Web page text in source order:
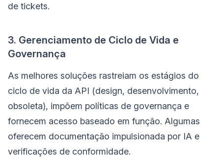
de tickets.
3. Gerenciamento de Ciclo de Vida e
Governança
As melhores soluções rastreiam os estágios do
ciclo de vida da API (design, desenvolvimento,
obsoleta), impõem políticas de governança e
fornecem acesso baseado em função. Algumas
oferecem documentação impulsionada por IA e
verificações de conformidade.